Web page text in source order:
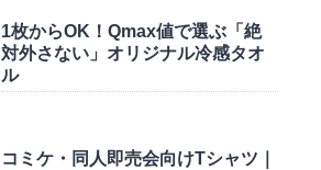
1枚からOK！Qmax値で選ぶ「絶
対外さない」オリジナル冷感タオ
ル
コミケ・同人即売会向けTシャツ｜